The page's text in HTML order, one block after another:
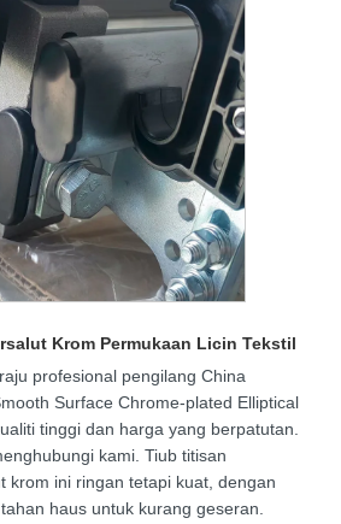
Krom Permukaan Licin Tekstil
profesional pengilang China
Surface Chrome-plated Elliptical
tinggi dan harga yang berpatutan.
kami. Tiub titisan
krom ini ringan tetapi kuat, dengan
haus untuk kurang geseran.